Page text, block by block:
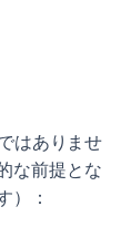
はありませ
な前提とな
）：